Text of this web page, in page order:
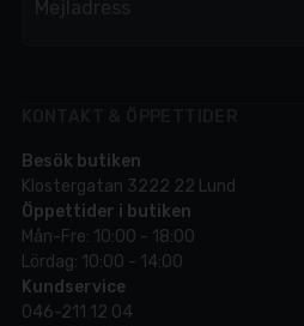
Besök butiken
Klostergatan 3222 22 Lund
Öppettider i butiken
Mån-Fre: 10:00 - 18:00
Lördag: 10:00 - 14:00
Kundservice
046-211 12 04